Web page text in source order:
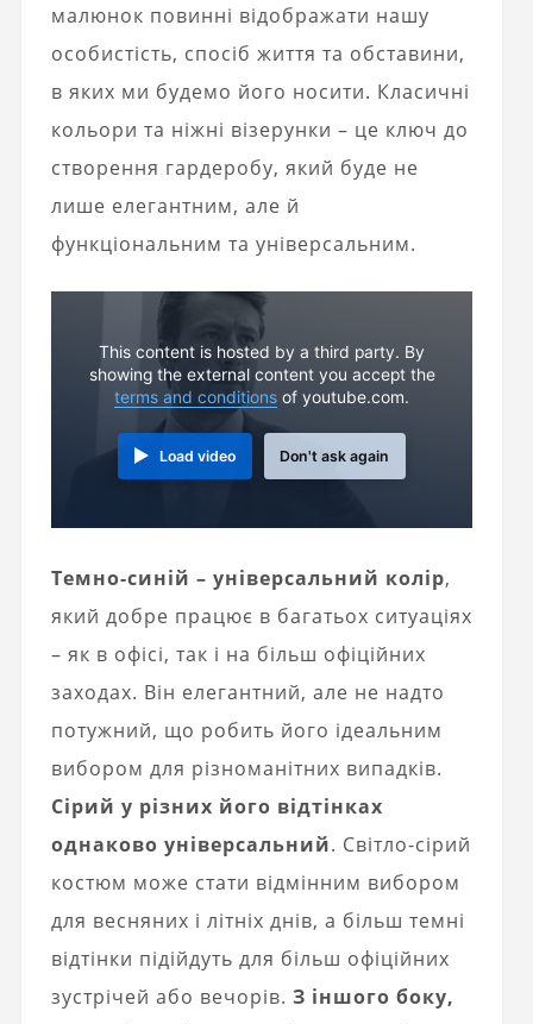
малюнок повинні відображати нашу
особистість, спосіб життя та обставини,
в яких ми будемо його носити. Класичні
кольори та ніжні візерунки – це ключ до
створення гардеробу, який буде не
лише елегантним, але й
функціональним та універсальним.
This content is hosted by a third party. By
showing the external content you accept the
terms and conditions of youtube.com.
Load video Don't ask again
Темно-синій – універсальний колір,
який добре працює в багатьох ситуаціях
– як в офісі, так і на більш офіційних
заходах. Він елегантний, але не надто
потужний, що робить його ідеальним
вибором для різноманітних випадків.
Сірий у різних його відтінках
однаково універсальний. Світло-сірий
костюм може стати відмінним вибором
для весняних і літніх днів, а більш темні
відтінки підійдуть для більш офіційних
зустрічей або вечорів. З іншого боку,